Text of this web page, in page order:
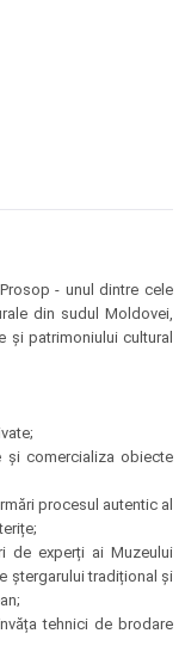
- unul dintre cele
din sudul Moldovei,
patrimoniului cultural
și comercializa obiecte
procesul autentic al
de experți ai Muzeului
ștergarului tradițional și
tehnici de brodare